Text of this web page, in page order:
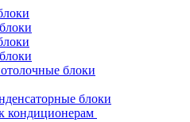
блоки
блоки
кондиционерам